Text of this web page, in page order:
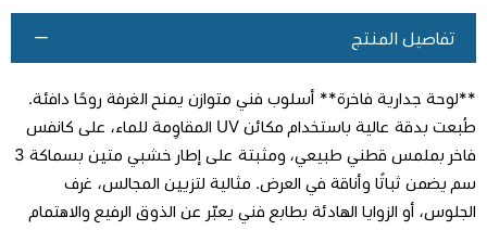
اطلب المنتج
تفاصيل المنتج
**لوحة جدارية فاخرة** أسلوب فني متوازن يمنح الغرفة روحًا دافئة.
طُبعت بدقة عالية باستخدام مكائن UV المقاوِمة للماء، على كانفس
فاخر بملمس قطني طبيعي، ومثبتة على إطار خشبي متين بسماكة 3
سم يضمن ثباتًا وأناقة في العرض. مثالية لتزيين المجالس، غرف
الجلوس، أو الزوايا الهادئة بطابع فني يعبّر عن الذوق الرفيع والاهتمام